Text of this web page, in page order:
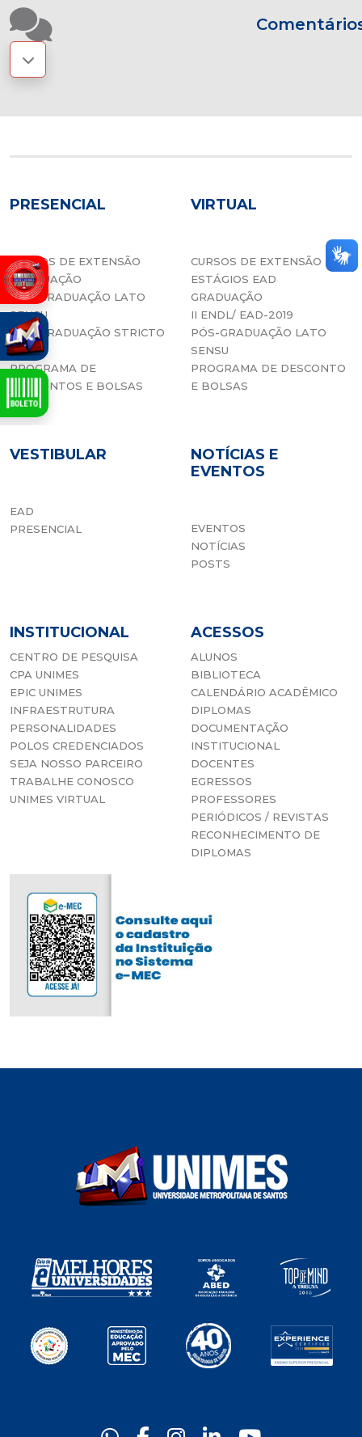
PRESENCIAL
CURSOS DE EXTENSÃO
GRADUAÇÃO
PÓS-GRADUAÇÃO LATO
SENSU
PÓS-GRADUAÇÃO STRICTO
SENSU
PROGRAMA DE
DESCONTOS E BOLSAS
VIRTUAL
CURSOS DE EXTENSÃO
ESTÁGIOS EAD
GRADUAÇÃO
II ENDL/ EAD-2019
PÓS-GRADUAÇÃO LATO
SENSU
PROGRAMA DE DESCONTO
E BOLSAS
VESTIBULAR
EAD
PRESENCIAL
NOTÍCIAS E
EVENTOS
EVENTOS
NOTÍCIAS
POSTS
INSTITUCIONAL
CENTRO DE PESQUISA
CPA UNIMES
EPIC UNIMES
INFRAESTRUTURA
PERSONALIDADES
POLOS CREDENCIADOS
SEJA NOSSO PARCEIRO
TRABALHE CONOSCO
UNIMES VIRTUAL
ACESSOS
ALUNOS
BIBLIOTECA
CALENDÁRIO ACADÊMICO
DIPLOMAS
DOCUMENTAÇÃO
INSTITUCIONAL
DOCENTES
EGRESSOS
PROFESSORES
PERIÓDICOS / REVISTAS
RECONHECIMENTO DE
DIPLOMAS